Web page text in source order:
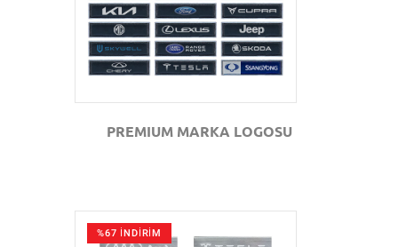
PREMIUM MARKA LOGOSU
%67 İNDİRİM